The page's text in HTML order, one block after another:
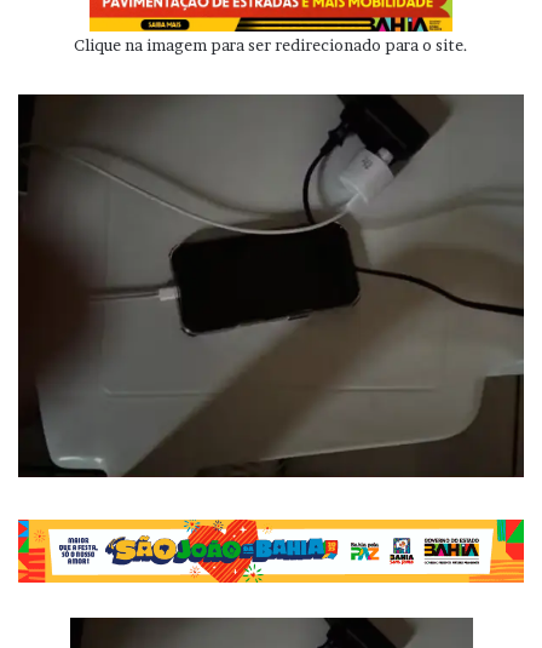
Clique na imagem para ser redirecionado para o site.